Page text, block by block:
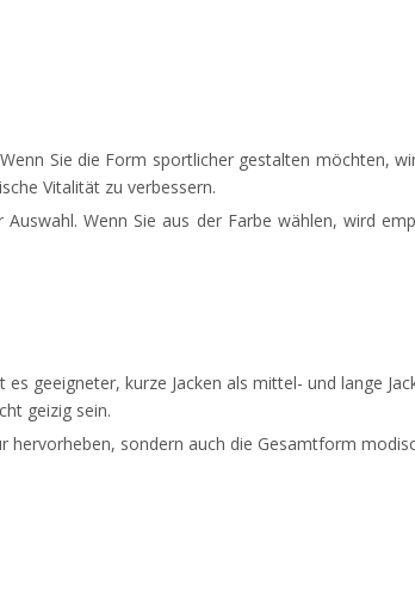
Sie die Form sportlicher gestalten möchten,
Vitalität zu verbessern.
Wenn Sie aus der Farbe wählen, wird
geeigneter, kurze Jacken als mittel- und lange
geizig sein.
hervorheben, sondern auch die Gesamtform